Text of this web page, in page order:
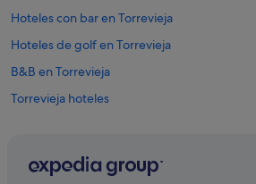
Hoteles con bar en Torrevieja
Hoteles de golf en Torrevieja
B&B en Torrevieja
Torrevieja hoteles
Hoteles con piscina en Torrevieja